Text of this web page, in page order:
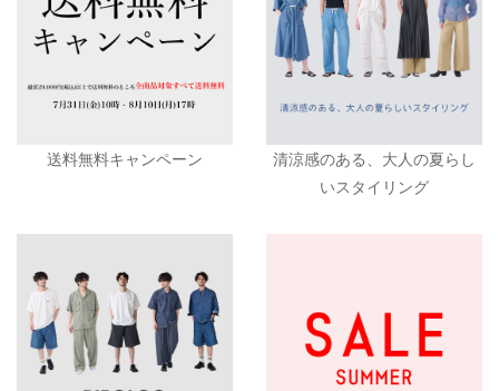
送料無料キャンペーン
清涼感のある、大人の夏らし
いスタイリング